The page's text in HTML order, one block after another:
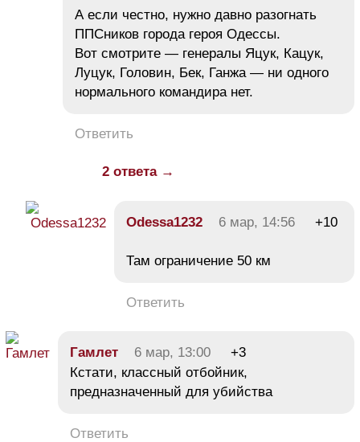
А если честно, нужно давно разогнать
ППСников города героя Одессы.
Вот смотрите — генералы Яцук, Кацук,
Луцук, Головин, Бек, Ганжа — ни одного
нормального командира нет.
Ответить
2 ответа →
Odessa1232 6 мар, 14:56 +10
Там ограничение 50 км
Ответить
Гамлет 6 мар, 13:00
+3
Кстати, классный отбойник,
предназначенный для убийства
Ответить